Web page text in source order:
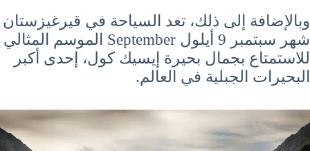
وبالإضافة إلى ذلك، تعد السياحة في قيرغيزستان
شهر سبتمبر 9 أيلول September الموسم المثالي
للاستمتاع بجمال بحيرة إيسيك كول، إحدى أكبر
البحيرات الجبلية في العالم.